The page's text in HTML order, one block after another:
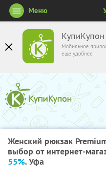
КупиКупон
Мобильное
ещё удобнее
Меню
Женский рюкзак
выбор от интернет-
55%. Уфа